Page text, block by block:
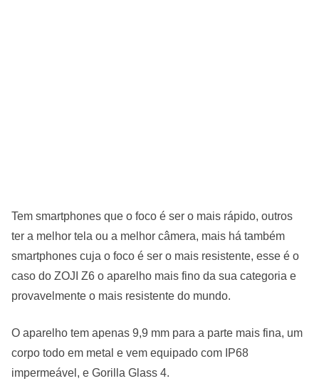
Tem smartphones que o foco é ser o mais rápido, outros
ter a melhor tela ou a melhor câmera, mais há também
smartphones cuja o foco é ser o mais resistente, esse é o
caso do ZOJI Z6 o aparelho mais fino da sua categoria e
provavelmente o mais resistente do mundo.
O aparelho tem apenas 9,9 mm para a parte mais fina, um
corpo todo em metal e vem equipado com IP68
impermeável, e Gorilla Glass 4.